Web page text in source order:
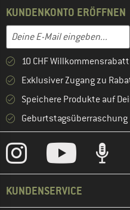
KUNDENKONTO ERÖFFNEN
E-Mail-Adresse
Gib hier deine E-Mail-
10 CHF
Exklusiver Zugang zu
Speichere Produkte auf
Geburtstagsüberraschung
KUNDENSERVICE